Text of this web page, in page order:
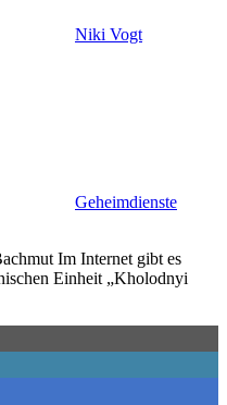
Niki Vogt
Geheimdienste
Im Internet gibt es
Einheit „Kholodnyi